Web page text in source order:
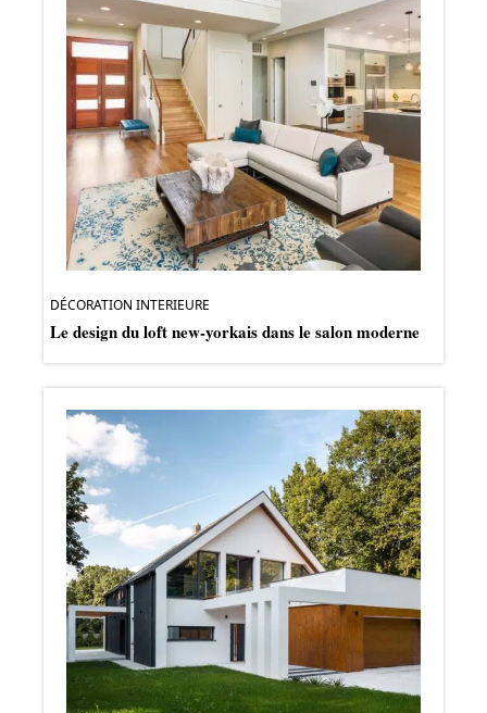
DÉCORATION INTERIEURE
Le design du loft new-yorkais dans le salon moderne